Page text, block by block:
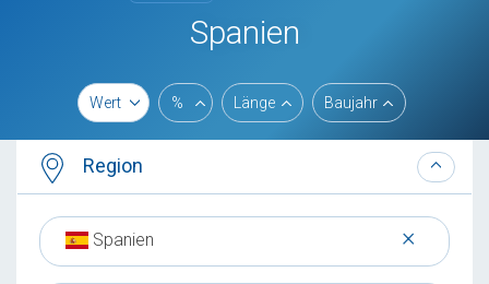
Spanien
Wert % Länge Baujahr
Region
×
Spanien